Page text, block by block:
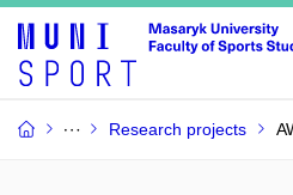
Research projects